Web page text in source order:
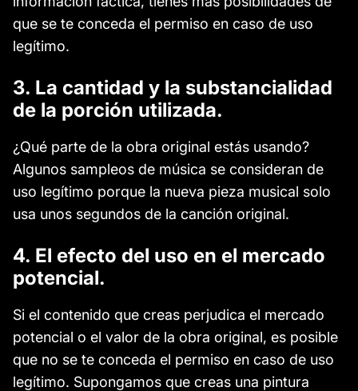
que se te conceda el permiso en caso de uso
legítimo.
3. La cantidad y la substancialidad
de la porción utilizada.
¿Qué parte de la obra original estás usando?
Algunos sampleos de música se consideran de
uso legítimo porque la nueva pieza musical solo
usa unos segundos de la canción original.
4. El efecto del uso en el mercado
potencial.
Si el contenido que creas perjudica el mercado
potencial o el valor de la obra original, es posible
que no se te conceda el permiso en caso de uso
legítimo. Supongamos que creas una pintura